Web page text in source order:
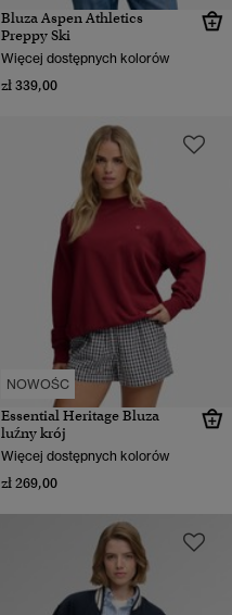
Bluza Aspen Athletics
Preppy Ski
Więcej dostępnych kolorów
zł 339,00
NOWOŚC
Essential Heritage Bluza
luźny krój
Więcej dostępnych kolorów
zł 269,00